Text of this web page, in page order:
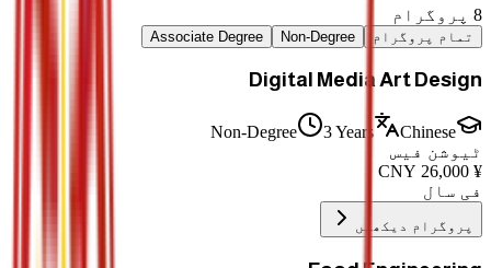
8 پروگرام
تمام پروگرام Non-Degree
Associate Degree
Digital Media Art Design
Non-Degree 3 Years
Chinese
ٹیوشن فیس
¥
26,000
فی سال
پروگرام دیکھیں